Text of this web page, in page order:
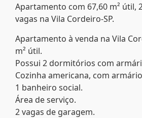
Apartamento com 67,60 m² útil,
vagas na Vila Cordeiro-SP.
Apartamento à venda na Vila
m² útil.
Possui 2 dormitórios com
Cozinha americana, com
1 banheiro social.
Área de serviço.
2 vagas de garagem.